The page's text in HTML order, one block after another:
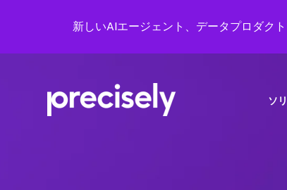
新しいAIエージェント、データプロダク
ソ